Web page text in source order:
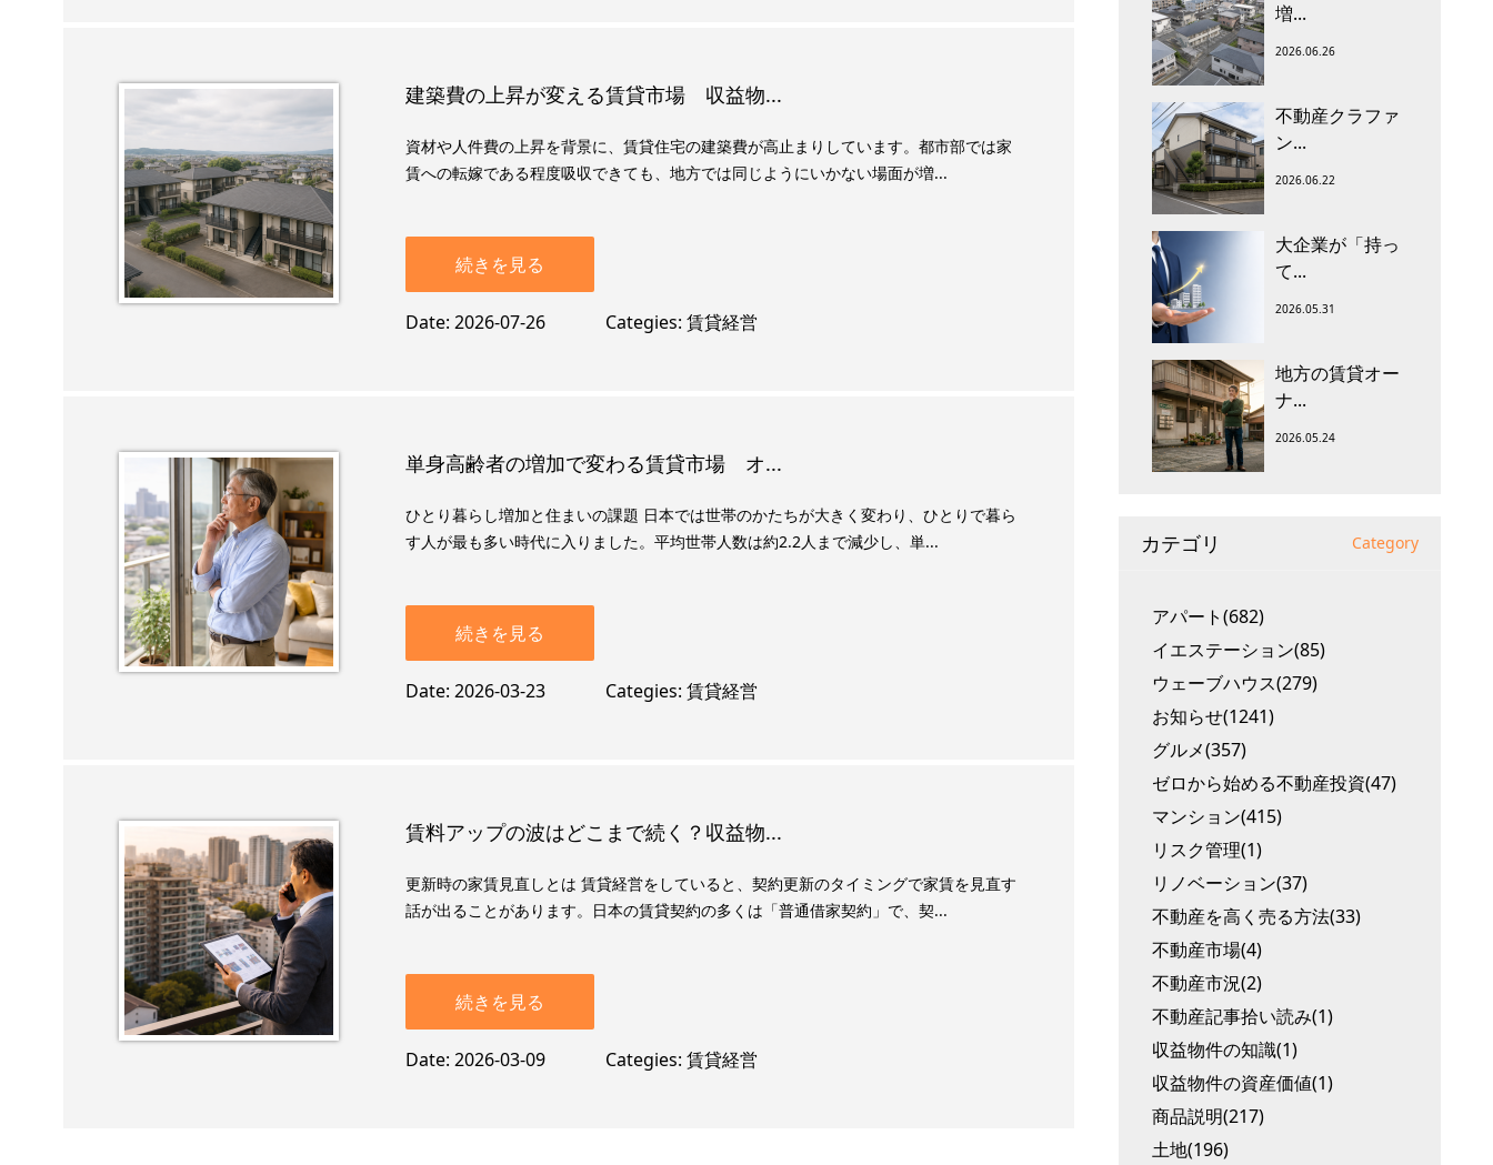
建築費の上昇が変える賃貸市場 収益物...
資材や人件費の上昇を背景に、賃貸住宅の建築費が高止まりしています。都市部では家
賃への転嫁である程度吸収できても、地方では同じようにいかない場面が増...
続きを見る
Date 2026-07-26 Categies 賃貸経営
単身高齢者の増加で変わる賃貸市場 オ...
ひとり暮らし増加と住まいの課題 日本では世帯のかたちが大きく変わり、ひとりで暮ら
す人が最も多い時代に入りました。平均世帯人数は約2.2人まで減少し、単...
続きを見る
Date 2026-03-23 Categies 賃貸経営
賃料アップの波はどこまで続く？収益物...
更新時の家賃見直しとは 賃貸経営をしていると、契約更新のタイミングで家賃を見直す
話が出ることがあります。日本の賃貸契約の多くは「普通借家契約」で、契...
続きを見る
Date 2026-03-09 Categies 賃貸経営
増...
2026.06.26
不動産クラファ
ン...
2026.06.22
大企業が「持っ
て...
2026.05.31
地方の賃貸オー
ナ...
2026.05.24
カテゴリ Category
アパート(682)
イエステーション(85)
ウェーブハウス(279)
お知らせ(1241)
グルメ(357)
ゼロから始める不動産投資(47)
マンション(415)
リスク管理(1)
リノベーション(37)
不動産を高く売る方法(33)
不動産市場(4)
不動産市況(2)
不動産記事拾い読み(1)
収益物件の知識(1)
収益物件の資産価値(1)
商品説明(217)
土地(196)